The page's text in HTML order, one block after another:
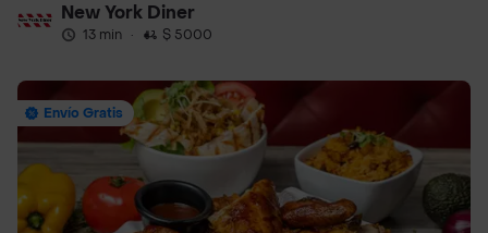
New York Diner
13 min · $ 5000
Envío Gratis